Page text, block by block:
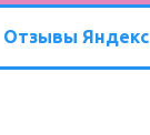
Отзывы Яндекс